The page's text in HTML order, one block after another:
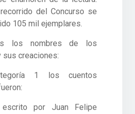
del Concurso se
105 mil ejemplares.
los nombres de los
creaciones:
1 los cuentos
escrito por Juan Felipe